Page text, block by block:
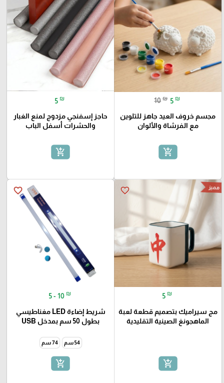
10 ₪ 5 ₪
مجسم خروف العيد جاهز للتلوين
مع الفرشاة والألوان
add_shopping_cart
5 ₪
حاجز إسفنجي مزدوج لمنع الغبار
والحشرات أسفل الباب
add_shopping_cart
favorite_border مميز
5 ₪
مج سيراميك بتصميم قطعة لعبة
الماهجونغ الصينية التقليدية
add_shopping_cart
favorite_border
5 - 10 ₪
شريط إضاءة LED مغناطيسي
بطول 50 سم بمدخل USB
54 سم 74 سم
add_shopping_cart